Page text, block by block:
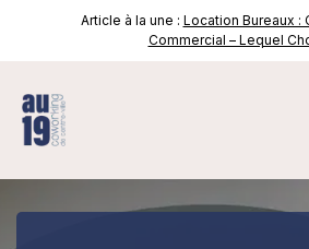
Article à la une : Location Bureaux :
Commercial – Lequel